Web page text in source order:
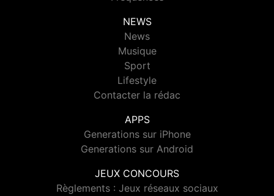
NEWS
News
Musique
Sport
Lifestyle
Contacter la rédac
APPS
Generations sur iPhone
Generations sur Android
JEUX CONCOURS
Règlements : Jeux réseaux sociaux